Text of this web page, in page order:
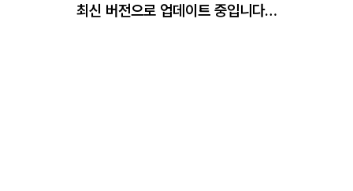
최신 버전으로 업데이트 중입니다…